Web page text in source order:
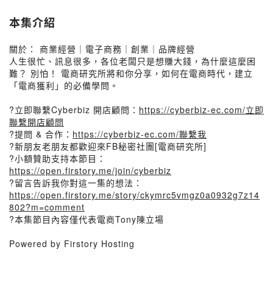
本集介紹
關於： 商業經營｜電子商務｜創業｜品牌經營
人生很忙、訊息很多，各位老闆只是想賺大錢，為什麼這麼困
難？ 別怕！ 電商研究所將和你分享，如何在電商時代，建立
「電商獲利」的必備學問。
?立即聯繫Cyberbiz 開店顧問： https://cyberbiz-ec.com/立即
聯繫開店顧問
?提問 & 合作： https://cyberbiz-ec.com/聯繫我
?新朋友老朋友都歡迎來FB秘密社團[電商研究所]
?小額贊助支持本節目：
https://open.firstory.me/join/cyberbiz
?留言告訴我你對這一集的想法：
https://open.firstory.me/story/ckymrc5vmgz0a0932g7z14
802?m=comment
?本集節目內容僅代表電商Tony陳立場
Powered by Firstory Hosting